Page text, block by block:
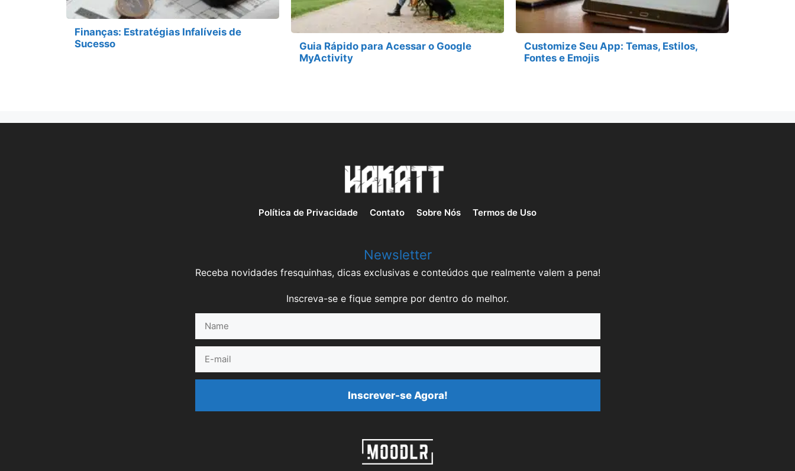
Finanças: Estratégias Infalíveis de
Sucesso
Guia Rápido para Acessar o Google
MyActivity
Customize Seu App: Temas, Estilos,
Fontes e Emojis
Política de Privacidade Contato Sobre Nós Termos de Uso
Newsletter
Receba novidades fresquinhas, dicas exclusivas e conteúdos que realmente valem a pena!
Inscreva-se e fique sempre por dentro do melhor.
mail
Inscrever-se Agora!